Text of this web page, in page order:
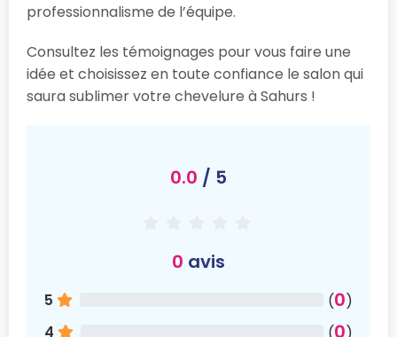
professionnalisme de l’équipe.
Consultez les témoignages pour vous faire une
idée et choisissez en toute confiance le salon qui
saura sublimer votre chevelure à Sahurs !
0.0 / 5
0 avis
5 (0)
4
(0)